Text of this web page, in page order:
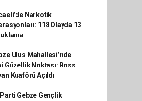
Narkotik
118 Olayda 13
Ulus Mahallesi’nde
Güzellik Noktası: Boss
Kuaförü Açıldı
Gebze Gençlik